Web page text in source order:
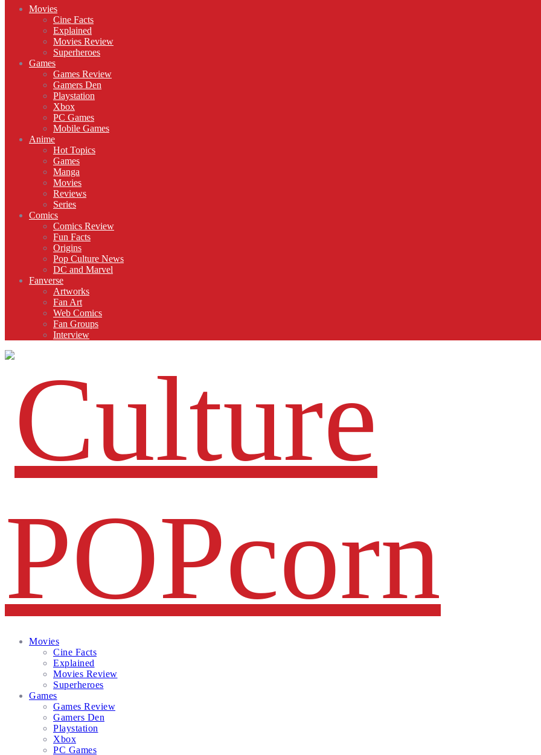
Movies
Cine Facts
Explained
Movies Review
Superheroes
Games
Games Review
Gamers Den
Playstation
Xbox
PC Games
Mobile Games
Anime
Hot Topics
Games
Manga
Movies
Reviews
Series
Comics
Comics Review
Fun Facts
Origins
Pop Culture News
DC and Marvel
Fanverse
Artworks
Fan Art
Web Comics
Fan Groups
Interview
Movies
Cine Facts
Explained
Movies Review
Superheroes
Games
Games Review
Gamers Den
Playstation
Xbox
PC Games